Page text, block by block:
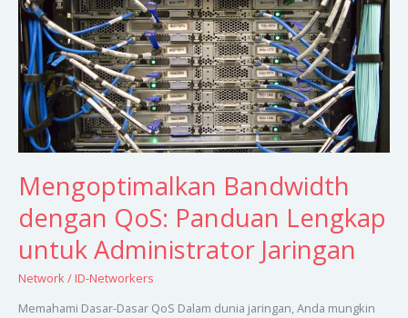
Mengoptimalkan Bandwidth
dengan QoS: Panduan Lengkap
untuk Administrator Jaringan
Network/ ID-Networkers
Memahami Dasar-Dasar QoS Dalam dunia jaringan, Anda mungkin
Panduan
Lengkap
untuk
Administrator
Jaringan